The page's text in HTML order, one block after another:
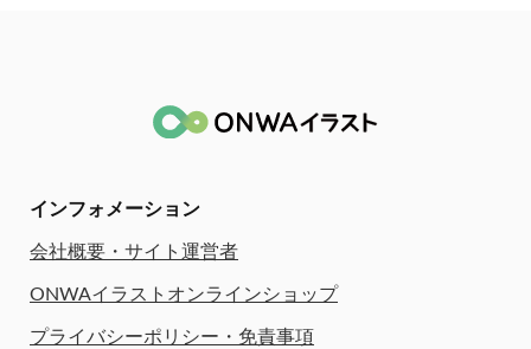
インフォメーション
会社概要・サイト運営者
ONWAイラストオンラインショップ
プライバシーポリシー・免責事項